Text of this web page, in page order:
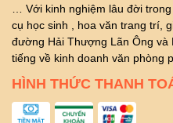
… Với kinh nghiệm lâu đời
cụ học sinh , hoa văn trang trí,
đường Hải Thượng Lãn Ông và
tiếng về kinh doanh văn phòng
HÌNH THỨC THANH